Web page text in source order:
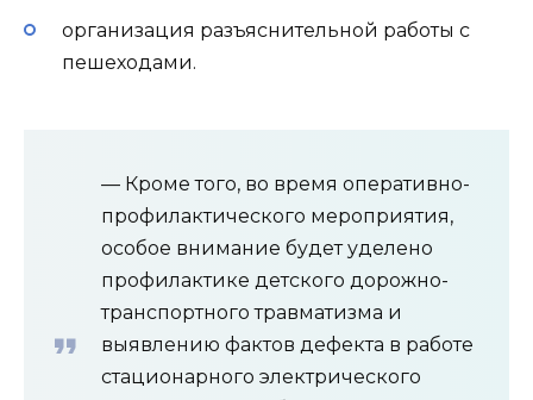
организация разъяснительной работы с
пешеходами.
— Кроме того, во время оперативно-
профилактического мероприятия,
особое внимание будет уделено
профилактике детского дорожно-
транспортного травматизма и
выявлению фактов дефекта в работе
стационарного электрического